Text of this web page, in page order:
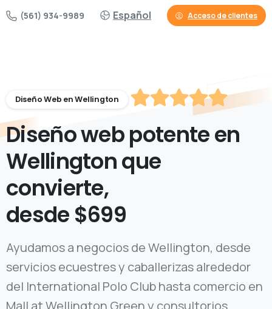
(561) 934-9989 Español Acceso de clientes
Diseño Web en Wellington
Diseño web potente en
Wellington que
desde $699
Ayudamos a negocios de Wellington, desde
servicios ecuestres y caballerizas alrededor
del International Polo Club hasta comercio en
Mall at Wellington Green y consultorios
médicos en Forest Hill Boulevard, a llegar